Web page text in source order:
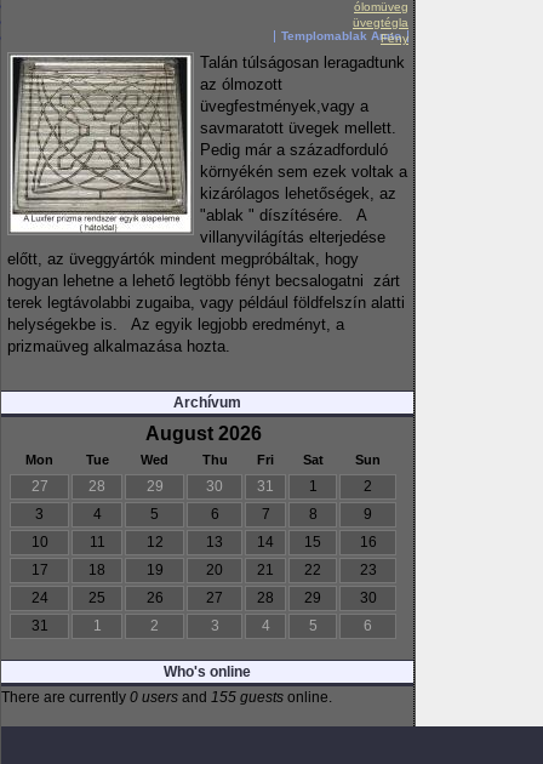
ólomüveg
üvegtégla
Fény
Templomablak Anno
Talán túlságosan leragadtunk
az ólmozott
üvegfestmények,vagy a
savmaratott üvegek mellett.
Pedig már a századforduló
környékén sem ezek voltak a
kizárólagos lehetőségek, az
"ablak " díszítésére. A
villanyvilágítás elterjedése
előtt, az üveggyártók mindent megpróbáltak, hogy
hogyan lehetne a lehető legtöbb fényt becsalogatni zárt
terek legtávolabbi zugaiba, vagy például földfelszín alatti
helységekbe is. Az egyik legjobb eredményt, a
prizmaüveg alkalmazása hozta.
Archívum
August 2026
Mon Tue Wed Thu Fri Sat Sun
27 28 29 30 31 1
2
3
4 5 6 7 8
9
10
11 12 13 14 15
16
17
18 19 20 21 22
23
24
25 26 27 28 29
30
31
1 2 3 4 5 6
Who's online
There are currently 0 users and 155 guests online.